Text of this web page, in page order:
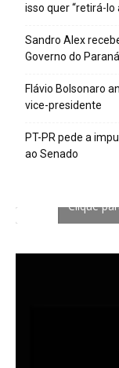
isso quer “retirá-lo
Sandro Alex
Governo do Paraná
Flávio Bolsonaro
vice-presidente
PT-PR pede a
ao Senado
Clique